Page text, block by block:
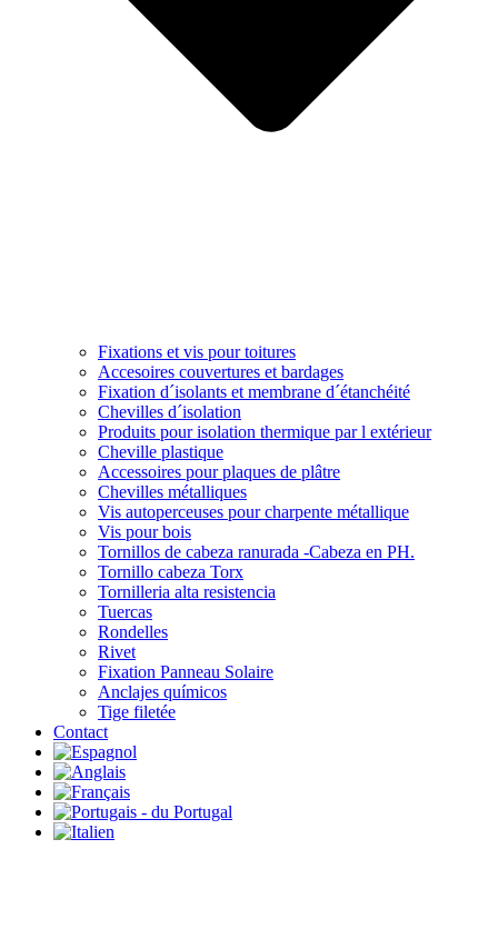
Fixations et vis pour toitures
Accesoires couvertures et bardages
Fixation d´isolants et membrane d´étanchéité
Chevilles d´isolation
Produits pour isolation thermique par l extérieur
Cheville plastique
Accessoires pour plaques de plâtre
Chevilles métalliques
Vis autoperceuses pour charpente métallique
Vis pour bois
Tornillos de cabeza ranurada -Cabeza en PH.
Tornillo cabeza Torx
Tornilleria alta resistencia
Tuercas
Rondelles
Rivet
Fixation Panneau Solaire
Anclajes químicos
Tige filetée
Contact